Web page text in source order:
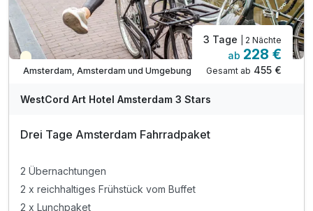
Teilweise ausgelastet
Amsterdam, Amsterdam und Umgebung
3 Tage | 2 Nächte
ab 228 €
Gesamt ab 455 €
WestCord Art Hotel Amsterdam 3 Stars
Drei Tage Amsterdam Fahrradpaket
2 Übernachtungen
2 x reichhaltiges Frühstück vom Buffet
2 x Lunchpaket